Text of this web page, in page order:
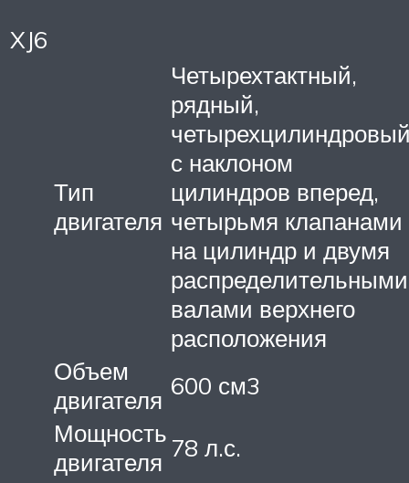
XJ6
Тип
двигателя
Четырехтактный,
рядный,
с наклоном
цилиндров вперед,
четырьмя клапанами
на цилиндр и двумя
распределительными
валами верхнего
расположения
Объем
двигателя 600 см3
Мощность
двигателя 78 л.с.